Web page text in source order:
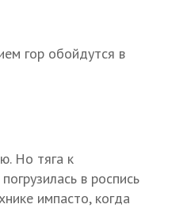
гор обойдутся в
Но тяга к
в роспись
импасто, когда